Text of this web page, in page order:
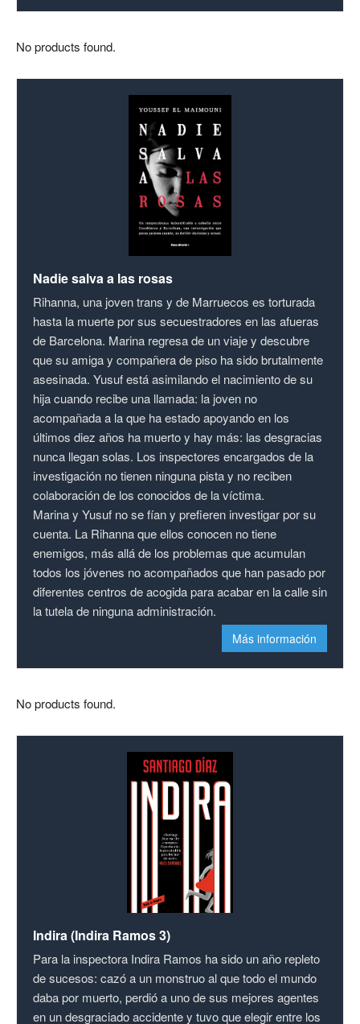
No products found.
Nadie salva a las rosas
Rihanna, una joven trans y de Marruecos es torturada
hasta la muerte por sus secuestradores en las afueras
de Barcelona. Marina regresa de un viaje y descubre
que su amiga y compañera de piso ha sido brutalmente
asesinada. Yusuf está asimilando el nacimiento de su
hija cuando recibe una llamada: la joven no
acompañada a la que ha estado apoyando en los
últimos diez años ha muerto y hay más: las desgracias
nunca llegan solas. Los inspectores encargados de la
investigación no tienen ninguna pista y no reciben
colaboración de los conocidos de la víctima.
Marina y Yusuf no se fían y prefieren investigar por su
cuenta. La Rihanna que ellos conocen no tiene
enemigos, más allá de los problemas que acumulan
todos los jóvenes no acompañados que han pasado por
diferentes centros de acogida para acabar en la calle sin
la tutela de ninguna administración.
Más información
No products found.
Indira (Indira Ramos 3)
Para la inspectora Indira Ramos ha sido un año repleto
de sucesos: cazó a un monstruo al que todo el mundo
daba por muerto, perdió a uno de sus mejores agentes
en un desgraciado accidente y tuvo que elegir entre los